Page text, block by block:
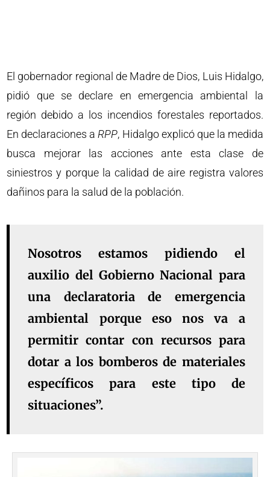
El gobernador regional de Madre de Dios, Luis Hidalgo,
pidió que se declare en emergencia ambiental la
región debido a los incendios forestales reportados.
En declaraciones aRPP, Hidalgo explicó que la medida
busca mejorar las acciones ante esta clase de
siniestros y porque la calidad de aire registra valores
dañinos para la salud de la población.
Nosotros estamos pidiendo el
auxilio del Gobierno Nacional para
una declaratoria de emergencia
ambiental porque eso nos va a
permitir contar con recursos para
dotar a los bomberos de materiales
específicos para este tipo de
situaciones”.